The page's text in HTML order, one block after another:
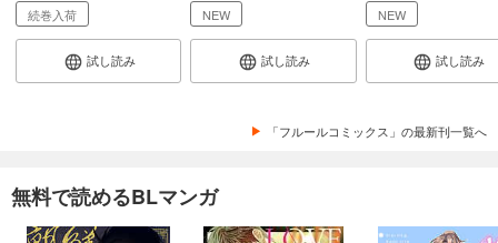
続巻入荷
試し読み
NEW
試し読み
NEW
試し読み
「フルールコミックス」の最新刊一覧へ
無料で読めるBLマンガ